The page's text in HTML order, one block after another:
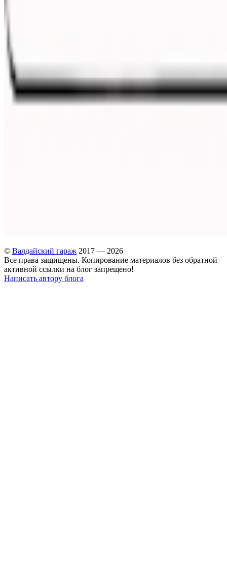
© Валдайский гараж 2017 — 2026
Все права защищены. Копирование материалов без обратной
активной ссылки на блог запрещено!
Написать автору блога